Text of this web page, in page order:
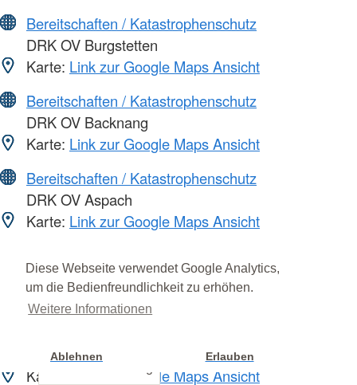
Diese Webseite verwendet Google Analytics,
um die Bedienfreundlichkeit zu erhöhen.
Weitere Informationen
Ablehnen Erlauben
Bereitschaften / Katastrophenschutz
DRK OV Burgstetten
Karte: Link zur Google Maps Ansicht
Bereitschaften / Katastrophenschutz
DRK OV Backnang
Karte: Link zur Google Maps Ansicht
Bereitschaften / Katastrophenschutz
DRK OV Aspach
Karte: Link zur Google Maps Ansicht
DRK OV Althütte
Karte:Link zur Google Maps Ansicht
DRK OV Alfdorf
Karte:
Link zur Google Maps Ansicht